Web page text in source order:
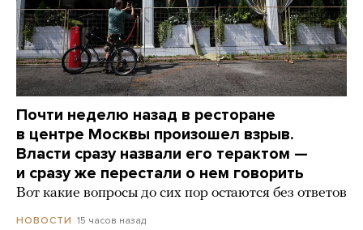
Почти неделю назад в ресторане
в центре Москвы произошел взрыв.
Власти сразу назвали его терактом —
и сразу же перестали о нем говорить
Вот какие вопросы до сих пор остаются без ответов
НОВОСТИ 15 часов назад